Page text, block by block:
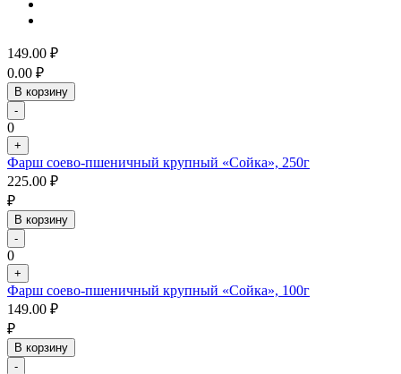
149.00 ₽
0.00 ₽
В корзину
-
0
+
Фарш соево-пшеничный крупный «Сойка», 250г
225.00 ₽
₽
В корзину
-
0
+
Фарш соево-пшеничный крупный «Сойка», 100г
149.00 ₽
₽
В корзину
-